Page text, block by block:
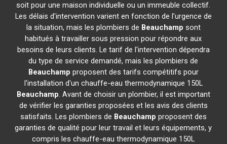
soit pour une maison individuelle ou un immeuble collectif.
Les délais d'intervention varient en fonction de l'urgence de
la situation, mais les plombiers de Beauchamp sont
habitués à travailler sous pression pour répondre aux
besoins de leurs clients. Le tarif de l'intervention dépendra
du type de service demandé, mais les plombiers de
Beauchamp proposent des tarifs compétitifs pour
l'installation d'un chauffe-eau thermodynamique 150L
Beauchamp. Avant de choisir un plombier, il est important
de vérifier les garanties proposées et les avis des clients
satisfaits. Les plombiers de Beauchamp proposent des
garanties de qualité pour leur travail et leurs équipements, y
compris les chauffe-eau thermodynamique 150L